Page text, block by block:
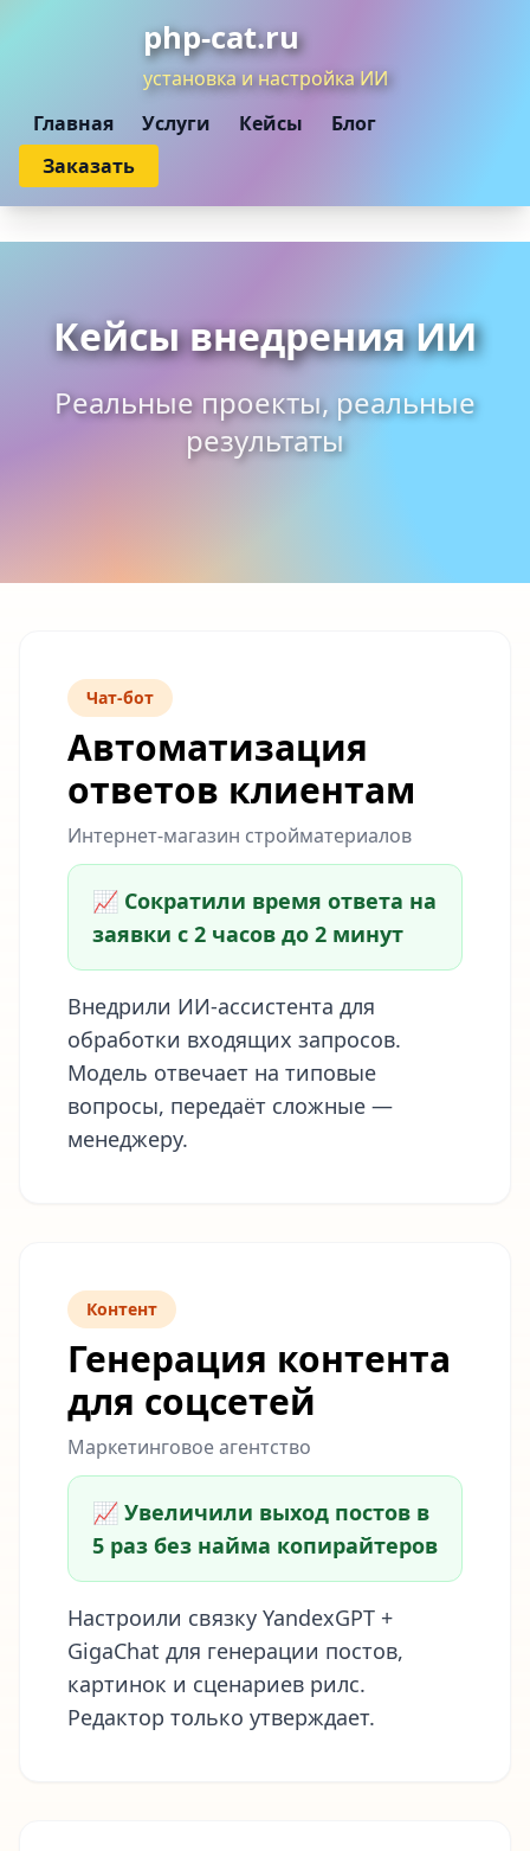
php-cat.ru
установка и настройка ИИ
Главная
Услуги Кейсы
Блог
Заказать
Кейсы внедрения ИИ
Реальные проекты, реальные
результаты
Чат-бот
Автоматизация
ответов клиентам
Интернет-магазин стройматериалов
📈 Сократили время ответа на
заявки с 2 часов до 2 минут
Внедрили ИИ-ассистента для
обработки входящих запросов.
Модель отвечает на типовые
вопросы, передаёт сложные —
менеджеру.
Контент
Генерация контента
для соцсетей
Маркетинговое агентство
📈 Увеличили выход постов в
5 раз без найма копирайтеров
Настроили связку YandexGPT +
GigaChat для генерации постов,
картинок и сценариев рилс.
Редактор только утверждает.